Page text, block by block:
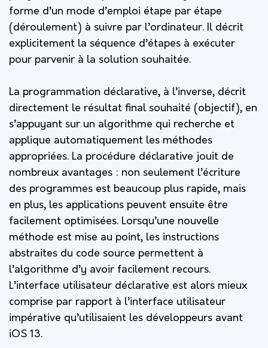
forme d’un mode d’emploi étape par étape
(déroulement) à suivre par l’ordinateur. Il décrit
explicitement la séquence d’étapes à exécuter
pour parvenir à la solution souhaitée.
La programmation déclarative, à l’inverse, décrit
directement le résultat final souhaité (objectif), en
s’appuyant sur un algorithme qui recherche et
applique automatiquement les méthodes
appropriées. La procédure déclarative jouit de
nombreux avantages : non seulement l’écriture
des programmes est beaucoup plus rapide, mais
en plus, les applications peuvent ensuite être
facilement optimisées. Lorsqu’une nouvelle
méthode est mise au point, les instructions
abstraites du code source permettent à
l’algorithme d’y avoir facilement recours.
L’interface utilisateur déclarative est alors mieux
comprise par rapport à l’interface utilisateur
impérative qu’utilisaient les développeurs avant
iOS 13.